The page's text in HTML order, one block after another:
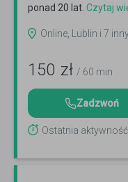
ponad 20 lat. Czytaj
Online, Lublin i 7
150 zł / 60 min
Zadzwoń
Ostatnia